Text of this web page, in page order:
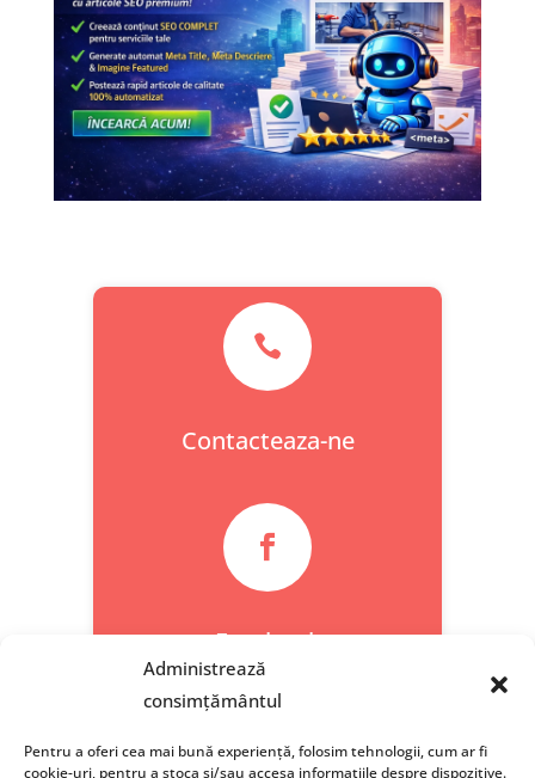
Administrează
consimțământul
Pentru a oferi cea mai bună experiență, folosim tehnologii, cum ar fi
cookie-uri, pentru a stoca și/sau accesa informațiile despre dispozitive.

Contacteaza-ne

Facebook